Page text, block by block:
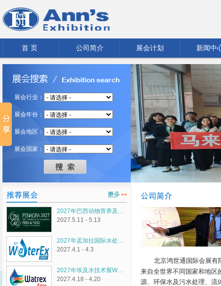
首 页 公司简介 展会计划 新闻中
展会行业：
展会年份：
展会地区：
展会国家：
2027年巴西动物营养及…
2027.5.11 - 5.13
2027年孟加拉国际水处…
2027.4.1 - 4.3
2027年埃及水技术展W…
2027.4.18 - 4.20
北京鸿世通国际会展有
来自全世界不同国家和地区
源、环保水及污水处理、流